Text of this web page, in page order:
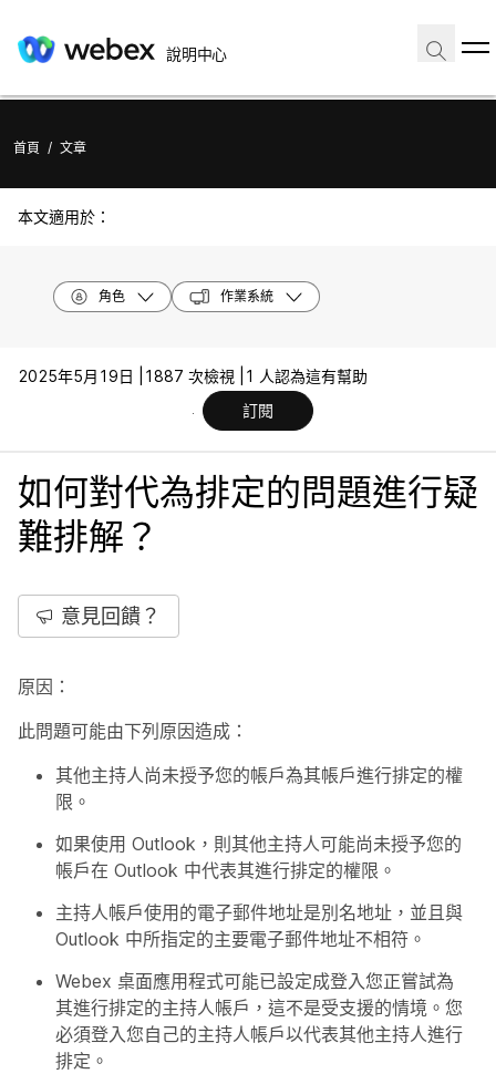
說明中心
首頁 / 文章
本文適用於：
角色 作業系統
2025年5月19日 | 1887 次檢視 |
1 人認為這有幫助
訂閱
如何對代為排定的問題進行疑
難排解？
意見回饋？
原因：
此問題可能由下列原因造成：
其他主持人尚未授予您的帳戶為其帳戶進行排定的權
限。
如果使用 Outlook，則其他主持人可能尚未授予您的
帳戶在 Outlook 中代表其進行排定的權限。
主持人帳戶使用的電子郵件地址是別名地址，並且與
Outlook 中所指定的主要電子郵件地址不相符。
Webex 桌面應用程式可能已設定成登入您正嘗試為
其進行排定的主持人帳戶，這不是受支援的情境。您
必須登入您自己的主持人帳戶以代表其他主持人進行
排定。